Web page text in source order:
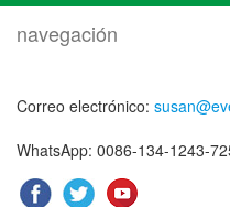
navegación
Correo electrónico:
WhatsApp: 0086-134-1243-